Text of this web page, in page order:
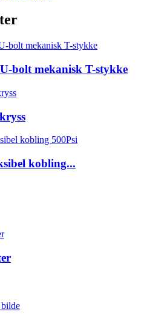
bolt mekanisk T-stykke
kobling...